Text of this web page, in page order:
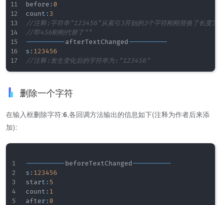
before : 0
count : 3
//注释:字符串"123456"从索引3开始的3个字符刚刚替换了长度为
//即456刚刚代替了""
----------afterTextChanged----------
s : 123456
//注释:发生变化后的字符串为:"123456"
删除一个字符
在输入框删除字符:6,各回调方法输出的信息如下(注释为作者后来添
加):
----------beforeTextChanged----------
s : 123456
start : 5
count : 1
after : 0